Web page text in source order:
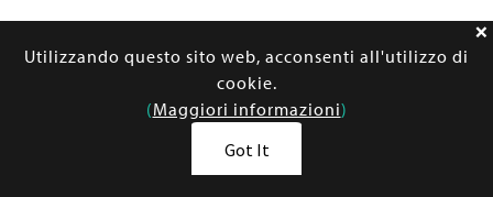
Utilizzando questo sito web, acconsenti all'utilizzo di
cookie.
(Maggiori informazioni)
Got It